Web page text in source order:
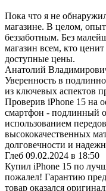
Пока что я не
магазине. В целом,
беззаботным. Без
магазин всем, кто
доступные цены.
Анатолий
Уверенность в
из ключевых аспектов
Проверив iPhone 15 на
смартфон - подлинный
использованием
высококачественных
долговечности и
Глеб 09.02.2024 в 18:50
Купил iPhone 15 по
пожалел! Гарантию
товар оказался